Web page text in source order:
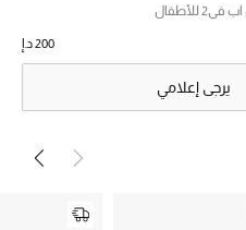
200 د.إ
يرجى إعلامي